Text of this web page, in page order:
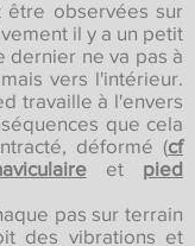
être observées sur
il y a un petit
dernier ne va pas à
vers l'intérieur.
travaille à l'envers
que cela
déformé (cf
et pied
pas sur terrain
des vibrations et